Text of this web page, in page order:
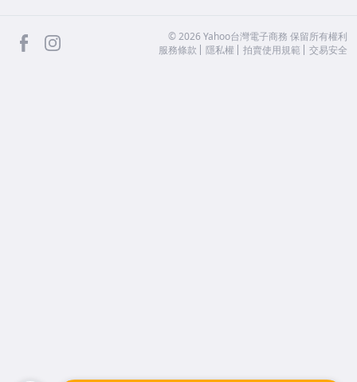
facebook ©2026 Yahoo台灣電子商務 保留所有權利
服務條款
隱私權 拍賣使用規範 交易安全